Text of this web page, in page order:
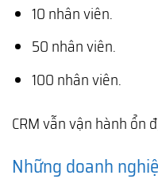
10 nhân viên.
50 nhân viên.
100 nhân viên.
CRM vẫn vận hành ổn
Những doanh